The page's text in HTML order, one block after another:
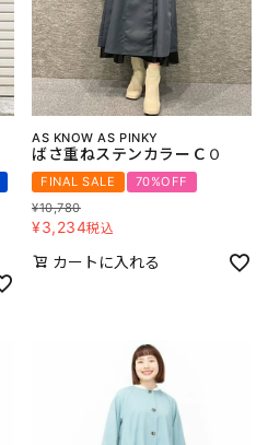
AS KNOW AS PINKY
ばさ重ねステンカラーＣＯ
FINAL SALE
70%OFF
¥10,780
¥3,234税込
カートに入れる